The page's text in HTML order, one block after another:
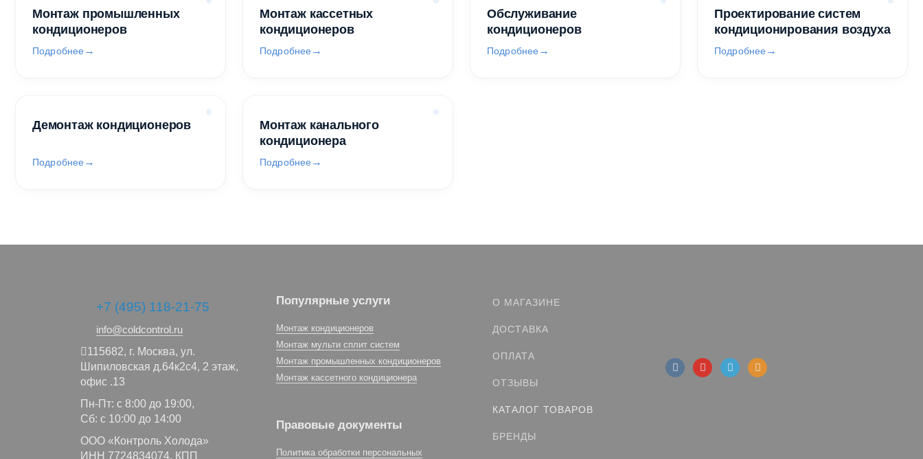
Монтаж промышленных
кондиционеров
Подробнее
Монтаж кассетных
кондиционеров
Подробнее
Обслуживание
кондиционеров
Подробнее
Проектирование систем
кондиционирования воздуха
Подробнее
Демонтаж кондиционеров
Подробнее
Монтаж канального
кондиционера
Подробнее
+7 (495) 118-21-75
info@coldcontrol.ru
115682, г. Москва, ул.
Шипиловская д.64к2с4, 2 этаж,
офис .13
Пн-Пт: с 8:00 до 19:00,
Сб: с 10:00 до 14:00
ООО «Контроль Холода»
ИНН 7724834074, КПП
Популярные услуги
Монтаж кондиционеров
Монтаж мульти сплит систем
Монтаж промышленных кондиционеров
Монтаж кассетного кондиционера
Правовые документы
Политика обработки персональных
О МАГАЗИНЕ
ДОСТАВКА
ОПЛАТА
ОТЗЫВЫ
КАТАЛОГ ТОВАРОВ
БРЕНДЫ